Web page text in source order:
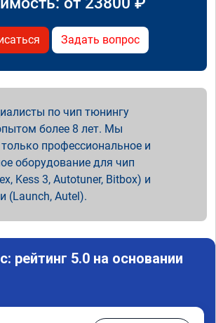
Задать вопрос
по чип тюнингу
более 8 лет. Мы
профессиональное и
оборудование для чип
Kess 3, Autotuner, Bitbox) и
(Launch, Autel).
рейтинг 5.0 на основании